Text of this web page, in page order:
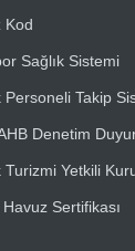
Kod
Sağlık Sistemi
Personeli Takip
Denetim
Turizmi Yetkili
Sertifikası